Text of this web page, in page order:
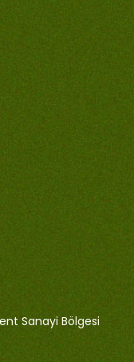
Sanayi Bölgesi